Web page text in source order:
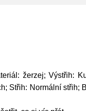
žerzej; Výstřih:
Střih: Normální